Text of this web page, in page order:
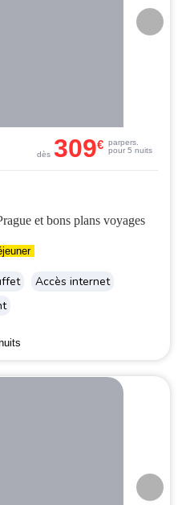
Accès internet
dès 309€ parpers.
pour 5 nuits